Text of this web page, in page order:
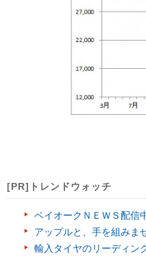
[PR]トレンドウォッチ
ベイオークＮＥＷＳ配信
アップルと、手を組みま
輸入タイヤのリーディン